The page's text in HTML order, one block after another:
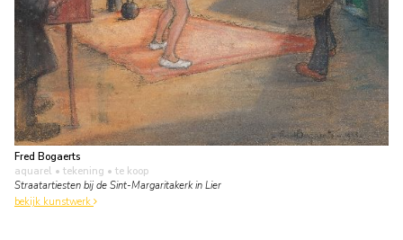
Fred Bogaerts
aquarel • tekening • te koop
Straatartiesten bij de Sint-Margaritakerk in Lier
bekijk kunstwerk